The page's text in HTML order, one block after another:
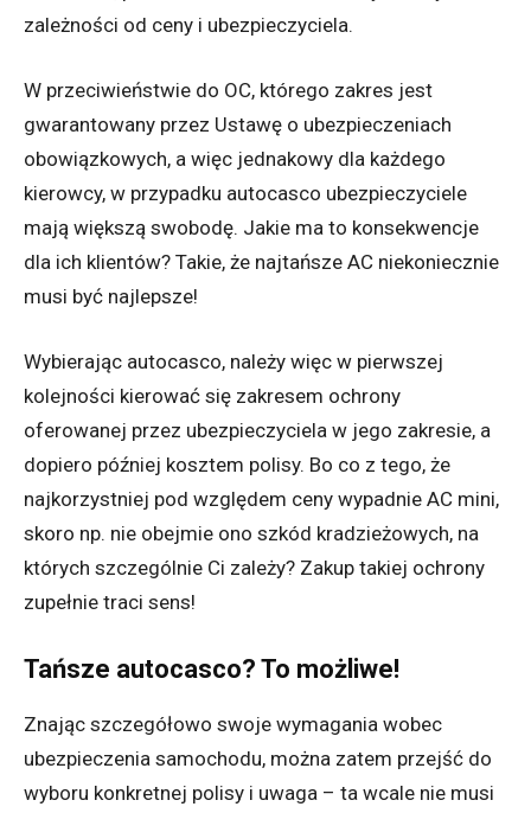
zależności od ceny i ubezpieczyciela.
W przeciwieństwie do OC, którego zakres jest
gwarantowany przez Ustawę o ubezpieczeniach
obowiązkowych, a więc jednakowy dla każdego
kierowcy, w przypadku autocasco ubezpieczyciele
mają większą swobodę. Jakie ma to konsekwencje
dla ich klientów? Takie, że najtańsze AC niekoniecznie
musi być najlepsze!
Wybierając autocasco, należy więc w pierwszej
kolejności kierować się zakresem ochrony
oferowanej przez ubezpieczyciela w jego zakresie, a
dopiero później kosztem polisy. Bo co z tego, że
najkorzystniej pod względem ceny wypadnie AC mini,
skoro np. nie obejmie ono szkód kradzieżowych, na
których szczególnie Ci zależy? Zakup takiej ochrony
zupełnie traci sens!
Tańsze autocasco? To możliwe!
Znając szczegółowo swoje wymagania wobec
ubezpieczenia samochodu, można zatem przejść do
wyboru konkretnej polisy i uwaga – ta wcale nie musi